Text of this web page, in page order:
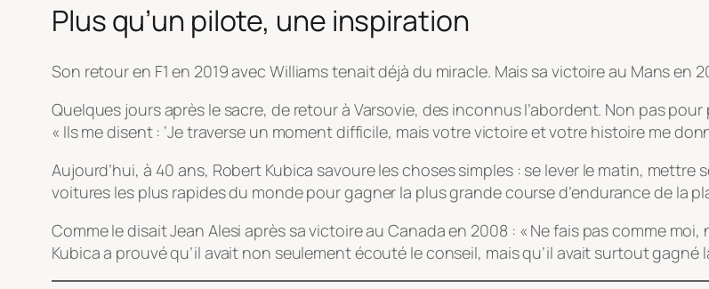
Plus qu’un pilote, une inspiration
Son retour en F1 en 2019 avec Williams tenait déjà du miracle. Mais sa victoire au Mans en
Quelques jours après le sacre, de retour à Varsovie, des inconnus l’abordent. Non pas
« Ils me disent : ‘Je traverse un moment difficile, mais votre victoire et votre histoire me
Aujourd’hui, à 40 ans, Robert Kubica savoure les choses simples : se lever le matin,
voitures les plus rapides du monde pour gagner la plus grande course d’endurance de la
Comme le disait Jean Alesi après sa victoire au Canada en 2008 : « Ne fais pas comme moi,
Kubica a prouvé qu’il avait non seulement écouté le conseil, mais qu’il avait surtout gagné